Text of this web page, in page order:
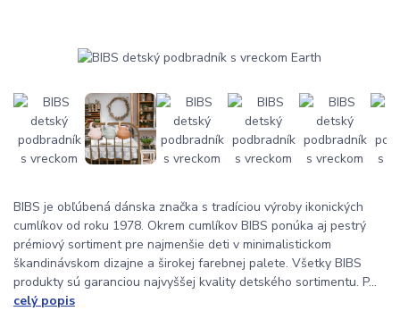
BIBS je obľúbená dánska značka s tradíciou výroby ikonických
cumlíkov od roku 1978. Okrem cumlíkov BIBS ponúka aj pestrý
prémiový sortiment pre najmenšie deti v minimalistickom
škandinávskom dizajne a širokej farebnej palete. Všetky BIBS
produkty sú garanciou najvyššej kvality detského sortimentu. P...
celý popis